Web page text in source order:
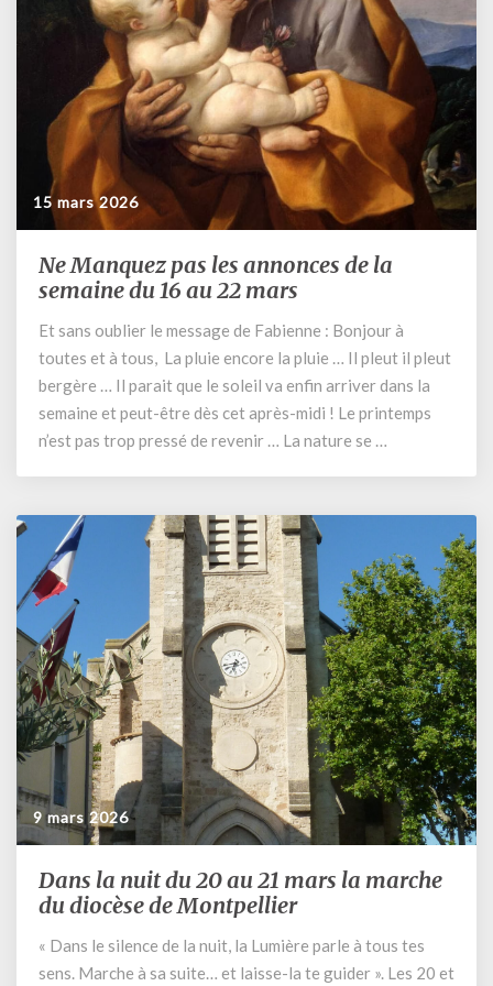
15 mars 2026
Ne
Manquez
les
annonces
de
la
semaine
16
mars
Ne Manquez pas les annonces de la
semaine du 16 au 22 mars
Et sans oublier le message de Fabienne : Bonjour à
toutes et à tous, La pluie encore la pluie … Il pleut il pleut
bergère … Il parait que le soleil va enfin arriver dans la
semaine et peut-être dès cet après-midi ! Le printemps
n’est pas trop pressé de revenir … La nature se …
9 mars 2026
Dans
la
du
20
Dans la nuit du 20 au 21 mars la marche
du diocèse de Montpellier
« Dans le silence de la nuit, la Lumière parle à tous tes
sens. Marche à sa suite… et laisse-la te guider ». Les 20 et